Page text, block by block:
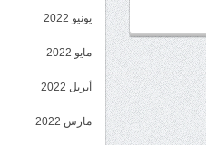
يونيو 2022
مايو 2022
أبريل 2022
مارس 2022